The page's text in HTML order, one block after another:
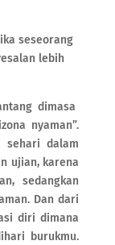
seseorang
lebih
dimasa
nyaman”.
sehari dalam
ujian, karena
sedangkan
Dan dari
diri dimana
burukmu.